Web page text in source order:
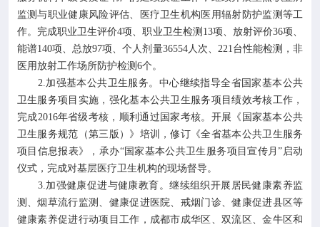
监测与职业健康风险评估、医疗卫生机构医用辐射防护监测等工
作。完成职业卫生评价4项、职业卫生检测13项、放射评价36项、
能谱140项、总放97项、个人剂量36554人次、221台性能检测，非
医用放射工作场所防护检测6个。
2.加强基本公共卫生服务。中心继续指导全省国家基本公共
卫生服务项目实施，强化基本公共卫生服务项目绩效考核工作，
完成2016年省级考核，顺利通过国家考核。开展《国家基本公共
卫生服务规范（第三版）》培训，修订《全省基本公共卫生服务
项目信息报表》，承办“国家基本公共卫生服务项目宣传月”启动
仪式，完成对基层医疗卫生机构的现场督导。
3.加强健康促进与健康教育。继续组织开展居民健康素养监
测、烟草流行监测、健康促进医院、戒烟门诊、健康促进县区等
健康素养促进行动项目工作，成都市成华区、双流区、金牛区和